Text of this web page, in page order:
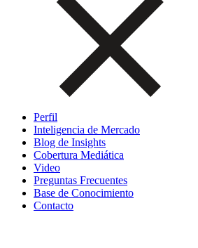
Perfil
Inteligencia de Mercado
Blog de Insights
Cobertura Mediática
Video
Preguntas Frecuentes
Base de Conocimiento
Contacto